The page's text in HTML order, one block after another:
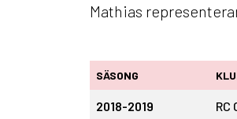
Mathias
SÄSONG
2018-2019 RC